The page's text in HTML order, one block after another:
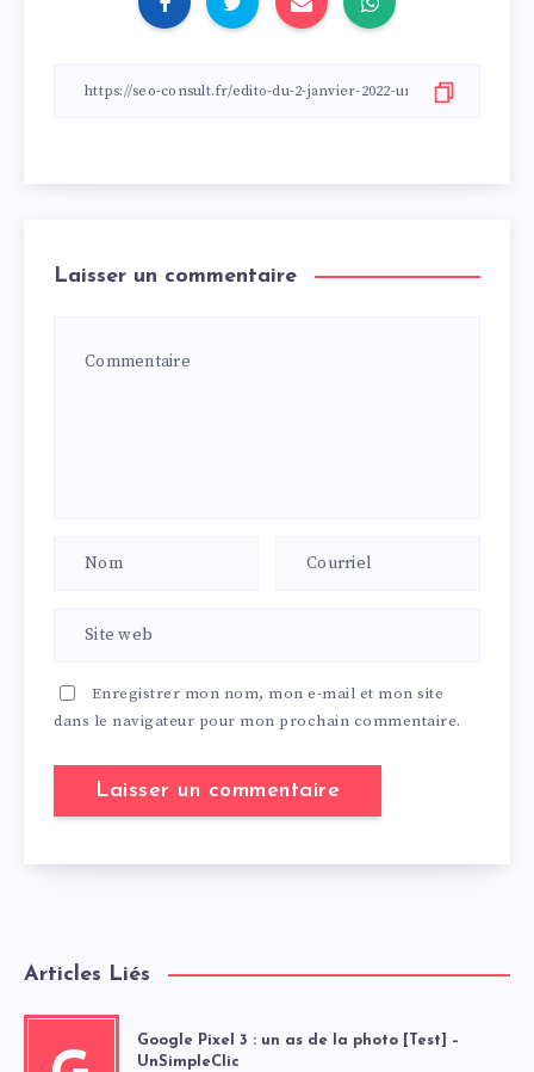
Laisser un commentaire
Enregistrer mon nom, mon e-mail et mon site
dans le navigateur pour mon prochain commentaire.
Articles Liés
Google Pixel 3 : un as de la photo [Test] –
UnSimpleClic